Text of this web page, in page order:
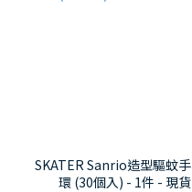
SKATER Sanrio造型驅蚊手
環 (30個入) - 1件 - 現貨